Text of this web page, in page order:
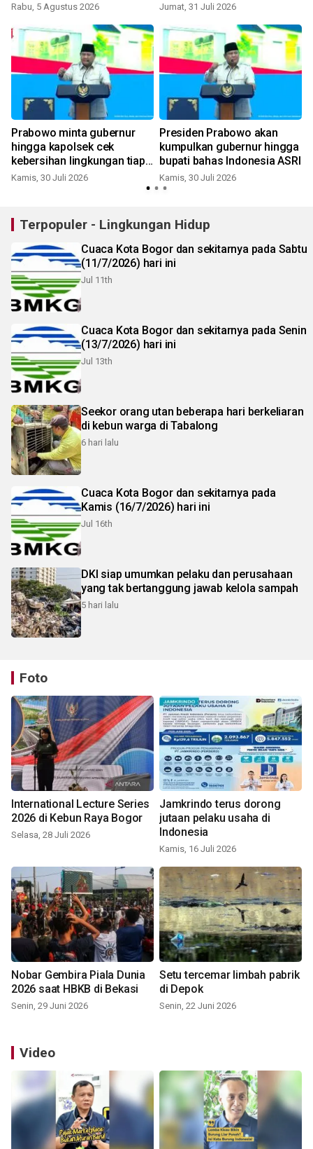
HUT ke-81 RI
Rabu, 5 Agustus 2026 Indonesia
Jumat, 31 Juli 2026
Prabowo minta gubernur
hingga kapolsek cek
kebersihan lingkungan tiap
hari
Kamis, 30 Juli 2026
Presiden Prabowo akan
kumpulkan gubernur hingga
bupati bahas Indonesia ASRI
Kamis, 30 Juli 2026
Terpopuler - Lingkungan Hidup
Cuaca Kota Bogor dan sekitarnya pada Sabtu
(11/7/2026) hari ini
Jul 11th
Cuaca Kota Bogor dan sekitarnya pada Senin
(13/7/2026) hari ini
Jul 13th
Seekor orang utan beberapa hari berkeliaran
di kebun warga di Tabalong
6 hari lalu
Cuaca Kota Bogor dan sekitarnya pada
Kamis (16/7/2026) hari ini
Jul 16th
DKI siap umumkan pelaku dan perusahaan
yang tak bertanggung jawab kelola sampah
5 hari lalu
Foto
International Lecture Series
2026 di Kebun Raya Bogor
Selasa, 28 Juli 2026
Jamkrindo terus dorong
jutaan pelaku usaha di
Indonesia
Kamis, 16 Juli 2026
Nobar Gembira Piala Dunia
2026 saat HBKB di Bekasi
Senin, 29 Juni 2026
Setu tercemar limbah pabrik
di Depok
Senin, 22 Juni 2026
Video